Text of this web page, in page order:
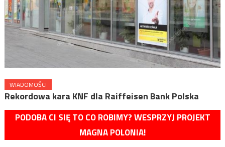
WIADOMOŚCI
Rekordowa kara KNF dla Raiffeisen Bank Polska
PODOBA CI SIĘ TO CO ROBIMY? WESPRZYJ PROJEKT
MAGNA POLONIA!